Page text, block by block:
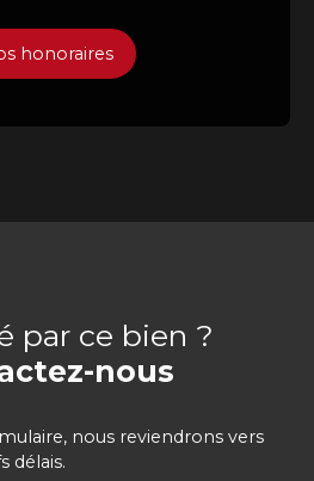
honoraires
par ce bien ?
nous
nous reviendrons vers
délais.